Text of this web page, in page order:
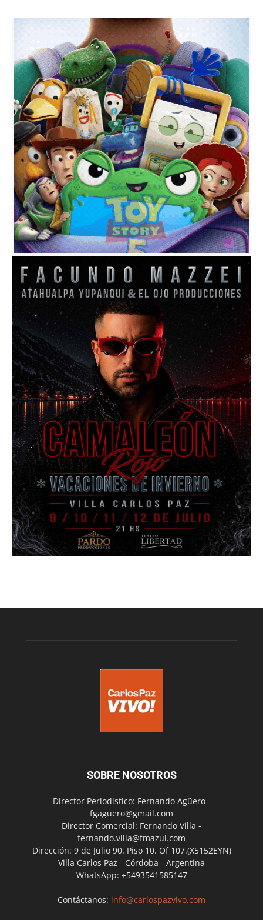
SOBRE NOSOTROS
Director Periodístico: Fernando Agüero -
fgaguero@gmail.com
Director Comercial: Fernando Villa -
fernando.villa@fmazul.com
Dirección: 9 de Julio 90. Piso 10. Of 107.(X5152EYN)
Villa Carlos Paz - Córdoba - Argentina
WhatsApp: +5493541585147
Contáctanos: info@carlospazvivo.com